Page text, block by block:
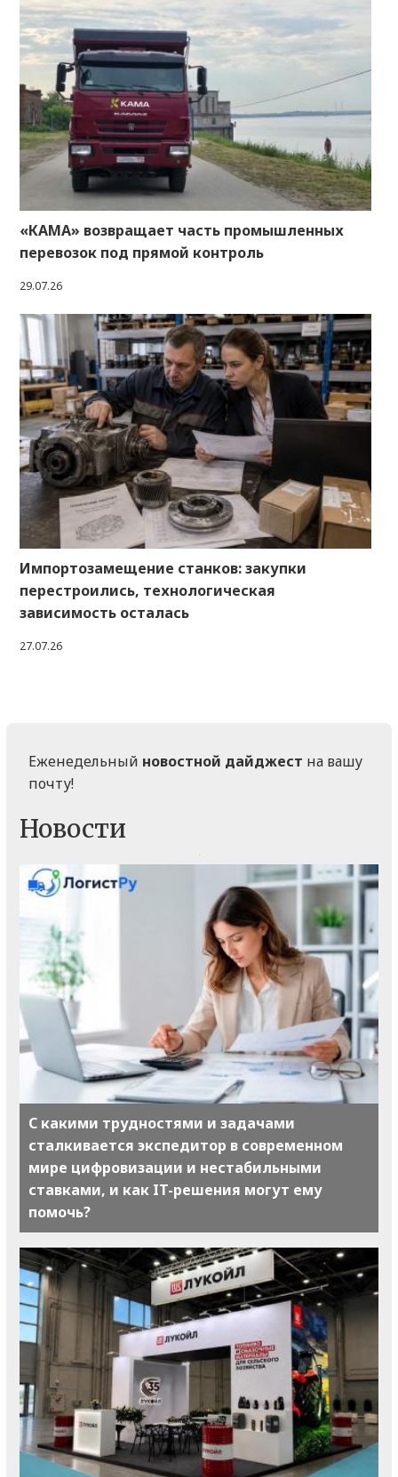
«КАМА» возвращает часть промышленных
перевозок под прямой контроль
29.07.26
Импортозамещение станков: закупки
перестроились, технологическая
зависимость осталась
27.07.26
Еженедельный новостной дайджест на вашу
почту!
Новости
С какими трудностями и задачами
сталкивается экспедитор в современном
мире цифровизации и нестабильными
ставками, и как IT-решения могут ему
помочь?